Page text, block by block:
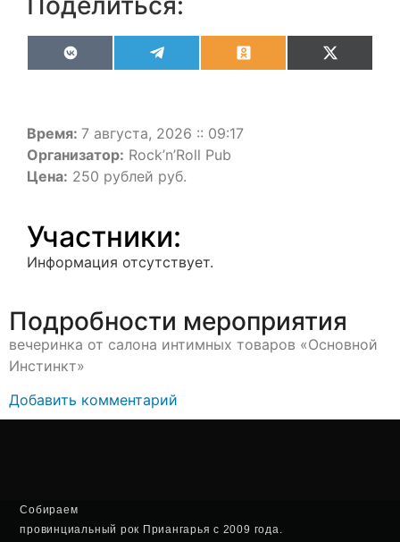
VK OdnoklassnikiX
(Twitter)
Время: 7 августа, 2026 :: 09:17
Организатор: Rock’n’Roll Pub
Цена: 250 рублей руб.
Участники:
Информация отсутствует.
Подробности мероприятия
вечеринка от салона интимных товаров «Основной
Инстинкт»
Добавить комментарий
Собираем
провинциальный рок Приангарья с 2009 года.